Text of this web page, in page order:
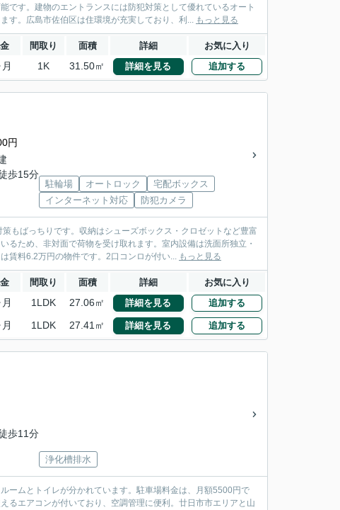
です。建物のエントランスには防犯対策として優れているオート
す。広島市佐伯区は住環境が充実しており、利... もっと見る
間取り 面積 詳細 お気に入り
1K 31.50㎡ 詳細を見る 追加する
円
歩15分
駐輪場 オートロック
宅配ボックス
インターネット対応
防犯カメラ
もばっちりです。収納はシューズボックス・クロゼットなど豊富
るため、非対面で荷物を受け取れます。室内設備は洗面所独立・
賃料6.2万円の物件です。2口コンロが付い... もっと見る
間取り 面積 詳細 お気に入り
1LDK 27.06㎡ 詳細を見る 追加する
1LDK 27.41㎡ 詳細を見る 追加する
歩11分
浄化槽排水
ームとトイレが分かれています。駐車場料金は、月額5500円で
るエアコンが付いており、空調管理に便利。廿日市市エリアと山